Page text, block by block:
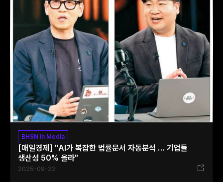
BHSN in Media
[매일경제] "AI가 복잡한 법률문서 자동분석 … 기업들
생산성 50% 올라"
2025-09-22